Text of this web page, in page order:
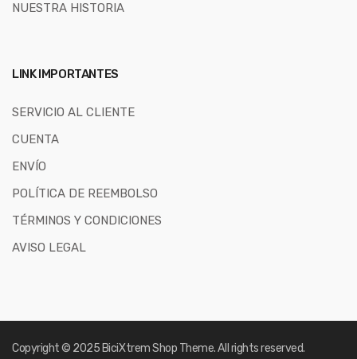
NUESTRA HISTORIA
LINK IMPORTANTES
SERVICIO AL CLIENTE
CUENTA
ENVÍO
POLÍTICA DE REEMBOLSO
TÉRMINOS Y CONDICIONES
AVISO LEGAL
Copyright © 2025 BiciXtrem Shop Theme. All rights reserved.